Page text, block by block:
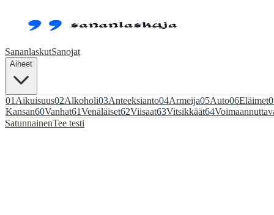
SananlaskutSanojat
Aiheet
01 Aikuisuus02Alkoholi03Anteeksianto04Armeija05Auto06Eläimet
Kansan60Vanhat61Venäläiset62Viisaat63Vitsikkäät64
SatunnainenTee testi